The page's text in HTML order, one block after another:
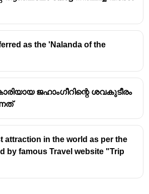
as the 'Nalanda of the
ജഹാംഗീറിന്റെ ശവകുടീരം
attraction in the world as per the
by famous Travel website "Trip